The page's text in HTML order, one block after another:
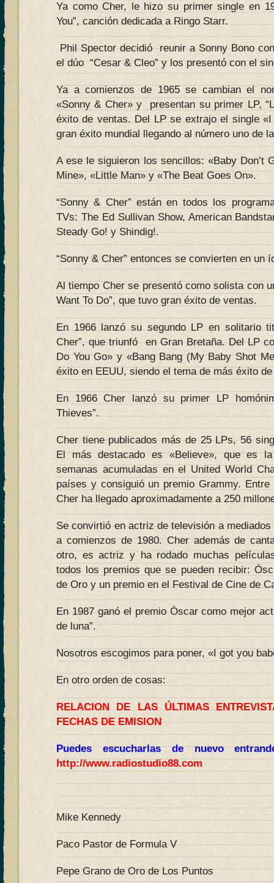
Ya como Cher, le hizo su primer single en
You”, canción dedicada a Ringo Starr.
Phil Spector decidió reunir a Sonny Bono
el dúo “Cesar & Cleo” y los presentó con el
Ya a comienzos de 1965 se cambian el
«Sonny & Cher» y presentan su primer LP,
éxito de ventas. Del LP se extrajo el single
gran éxito mundial llegando al número uno de
A ese le siguieron los sencillos: «Baby Don’t
Mine», «Little Man» y «The Beat Goes On».
“Sonny & Cher” están en todos los
TVs: The Ed Sullivan Show, American
Steady Go! y Shindig!.
“Sonny & Cher” entonces se convierten en un
Al tiempo Cher se presentó como solista con
Want To Do”, que tuvo gran éxito de ventas.
En 1966 lanzó su segundo LP en solitario
Cher”, que triunfó en Gran Bretaña. Del LP
Do You Go» y «Bang Bang (My Baby Shot
éxito en EEUU, siendo el tema de más éxito
En 1966 Cher lanzó su primer LP
Thieves”.
Cher tiene publicados más de 25 LPs, 56
El más destacado es «Believe», que es
semanas acumuladas en el United World
países y consiguió un premio Grammy.
Cher ha llegado aproximadamente a 250
Se convirtió en actriz de televisión a
a comienzos de 1980. Cher además de
otro, es actriz y ha rodado muchas
todos los premios que se pueden recibir:
de Oro y un premio en el Festival de Cine de
En 1987 ganó el premio Óscar como mejor
de luna”.
Nosotros escogimos para poner, «I got you
En otro orden de cosas:
RELACION DE LAS ÚLTIMAS
FECHAS DE EMISION
Puedes escucharlas de nuevo
http://www.radiostudio88.com
Mike Kennedy
Paco Pastor de Formula V
Pepe Grano de Oro de Los Puntos